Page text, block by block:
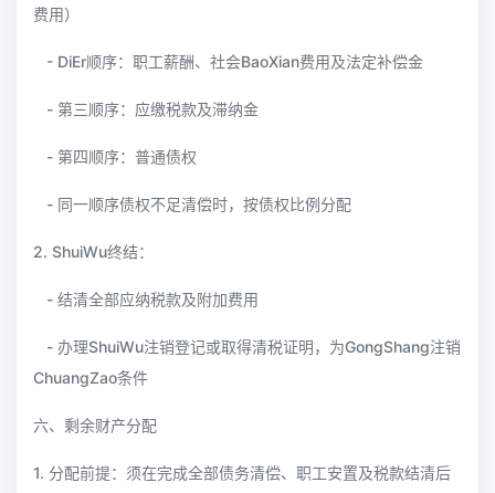
费用）
- DiEr顺序：职工薪酬、社会BaoXian费用及法定补偿金
- 第三顺序：应缴税款及滞纳金
- 第四顺序：普通债权
- 同一顺序债权不足清偿时，按债权比例分配
2. ShuiWu终结：
- 结清全部应纳税款及附加费用
- 办理ShuiWu注销登记或取得清税证明，为GongShang注销
ChuangZao条件
六、剩余财产分配
1. 分配前提：须在完成全部债务清偿、职工安置及税款结清后